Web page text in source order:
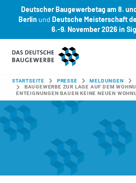
Deutscher Baugewerbetag am 8.
Berlin und Deutsche Meisterschaft
6.-9. November 2026 in
Zum Hauptinhalt springen
SIE SIND HIER:
STARTSEITE PRESSE MELDUNGEN
BAUGEWERBE ZUR LAGE AUF DEM
ENTEIGNUNGEN BAUEN KEINE NEUEN